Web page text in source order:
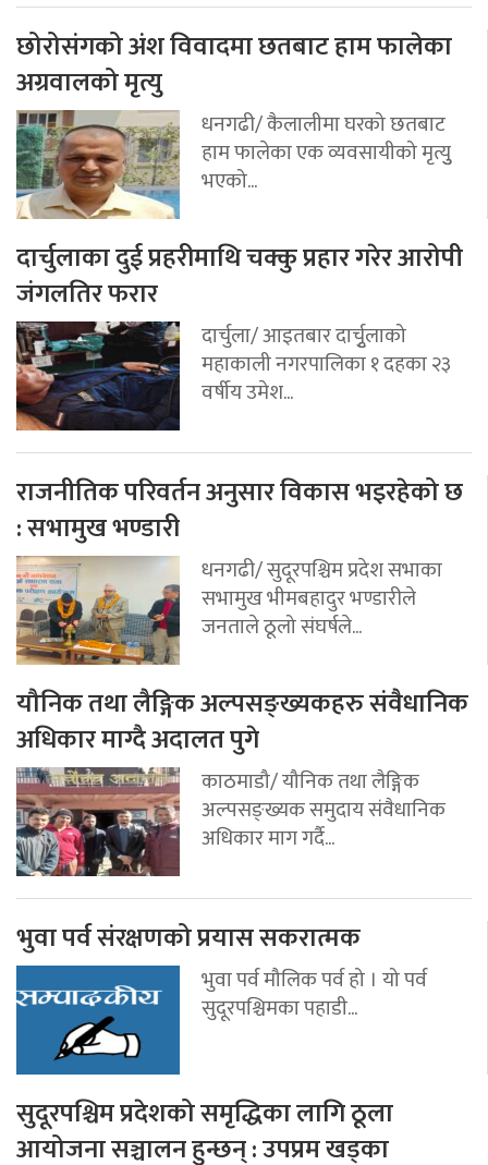
छोरोसंगको अंश विवादमा छतबाट हाम फालेका
अग्रवालको मृत्यु
धनगढी/ कैलालीमा घरको छतबाट
हाम फालेका एक व्यवसायीको मृत्युु
भएको...
दार्चुलाका दुई प्रहरीमाथि चक्कु प्रहार गरेर आरोपी
जंगलतिर फरार
दार्चुला/ आइतबार दार्चुृलाको
महाकाली नगरपालिका १ दहका २३
वर्षीय उमेश...
राजनीतिक परिवर्तन अनुसार विकास भइरहेको छ
: सभामुख भण्डारी
धनगढी/ सुदूरपश्चिम प्रदेश सभाका
सभामुख भीमबहादुर भण्डारीले
जनताले ठूलो संघर्षले...
यौनिक तथा लैङ्गिक अल्पसङ्ख्यकहरु संवैधानिक
अधिकार माग्दै अदालत पुगे
काठमाडौ/ यौनिक तथा लैङ्गिक
अल्पसङ्ख्यक समुदाय संवैधानिक
अधिकार माग गर्दै...
भुवा पर्व संरक्षणको प्रयास सकरात्मक
भुवा पर्व मौलिक पर्व हो । यो पर्व
सुदूरपश्चिमका पहाडी...
सुदूरपश्चिम प्रदेशको समृद्धिका लागि ठूला
आयोजना सञ्चालन हुन्छन् : उपप्रम खड्का